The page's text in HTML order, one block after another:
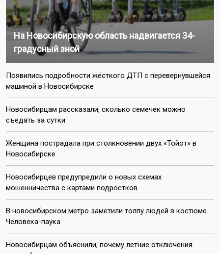
На Новосибирскую область надвигается 34-
градусный зной
Появились подробности жёсткого ДТП с перевернувшейся
машиной в Новосибирске
Новосибирцам рассказали, сколько семечек можно
съедать за сутки
Женщина пострадала при столкновении двух «Тойот» в
Новосибирске
Новосибирцев предупредили о новых схемах
мошенничества с картами подростков
В новосибирском метро заметили толпу людей в костюме
Человека-паука
Новосибирцам объяснили, почему летние отключения